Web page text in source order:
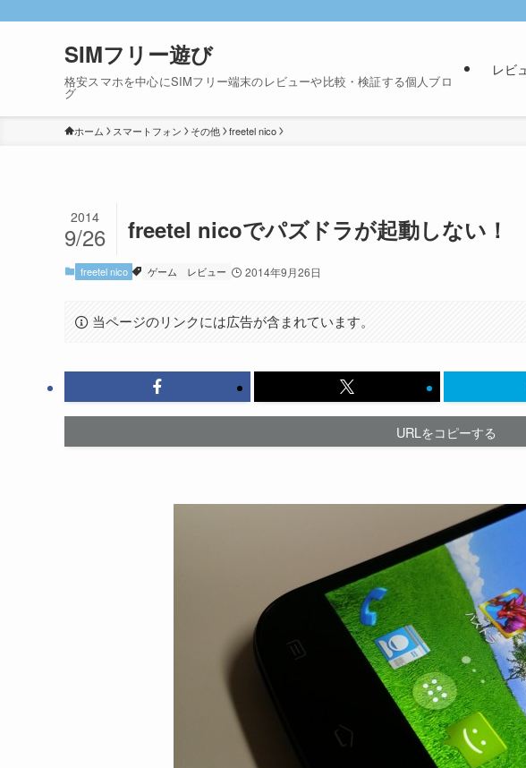
SIMフリー遊び
格安スマホを中心にSIMフリー端末のレビューや比較・検証する個人ブロ
グ
レビ
ホーム スマートフォン その他 freetel nico
freetel nicoでパズドラが起動しない！
2014
9/26
freetel nico ゲーム レビュー 2014年9月26日
当ページのリンクには広告が含まれています。
URLをコピーする